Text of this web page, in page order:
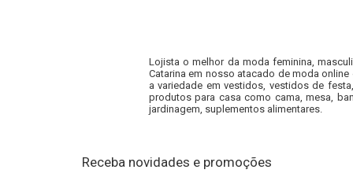
Lojista o melhor da moda feminina,
Catarina em nosso atacado de moda
a variedade em vestidos, vestidos de
produtos para casa como cama, mesa,
jardinagem, suplementos alimentares.
Receba novidades e promoções